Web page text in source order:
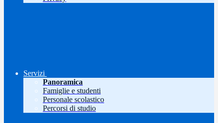
Servizi
Panoramica
Famiglie e studenti
Personale scolastico
Percorsi di studio